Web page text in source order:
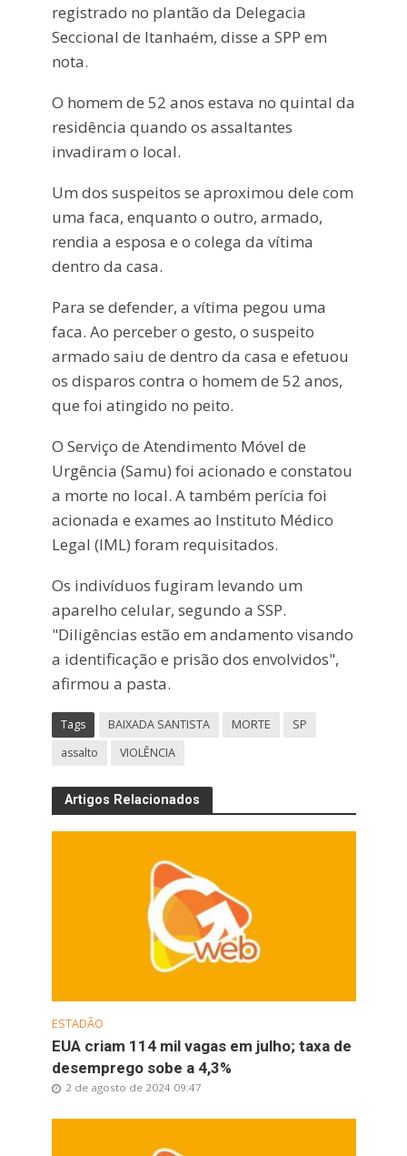
registrado no plantão da Delegacia
Seccional de Itanhaém, disse a SPP em
nota.
O homem de 52 anos estava no quintal da
residência quando os assaltantes
invadiram o local.
Um dos suspeitos se aproximou dele com
uma faca, enquanto o outro, armado,
rendia a esposa e o colega da vítima
dentro da casa.
Para se defender, a vítima pegou uma
faca. Ao perceber o gesto, o suspeito
armado saiu de dentro da casa e efetuou
os disparos contra o homem de 52 anos,
que foi atingido no peito.
O Serviço de Atendimento Móvel de
Urgência (Samu) foi acionado e constatou
a morte no local. A também perícia foi
acionada e exames ao Instituto Médico
Legal (IML) foram requisitados.
Os indivíduos fugiram levando um
aparelho celular, segundo a SSP.
"Diligências estão em andamento visando
a identificação e prisão dos envolvidos",
afirmou a pasta.
Tags BAIXADA SANTISTA MORTE
SP
assalto
VIOLÊNCIA
Artigos Relacionados
ESTADÃO
EUA criam 114 mil vagas em julho; taxa de
desemprego sobe a 4,3%
2 de agosto de 2024 09:47